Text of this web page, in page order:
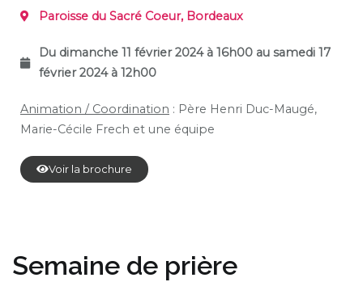
Paroisse du Sacré Coeur, Bordeaux
Du dimanche 11 février 2024 à 16h00 au samedi 17
février 2024 à 12h00
Animation / Coordination : Père Henri Duc-Maugé,
Marie-Cécile Frech et une équipe
Voir la brochure
Semaine de prière